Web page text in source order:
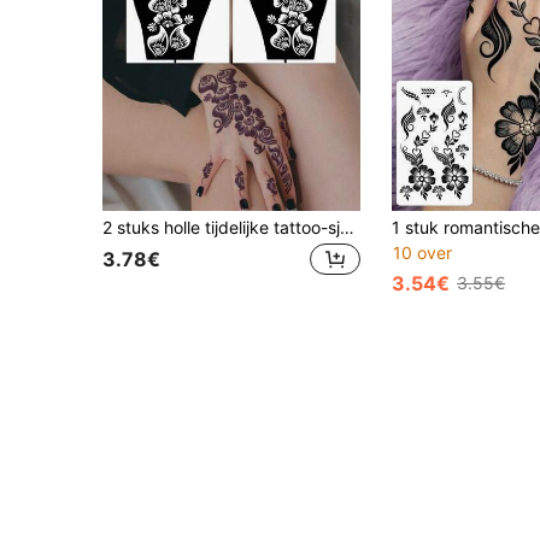
2 stuks holle tijdelijke tattoo-sjablonen met bloemenmotief voor handen
3.78€ 10 over
3.54€ 3.55€